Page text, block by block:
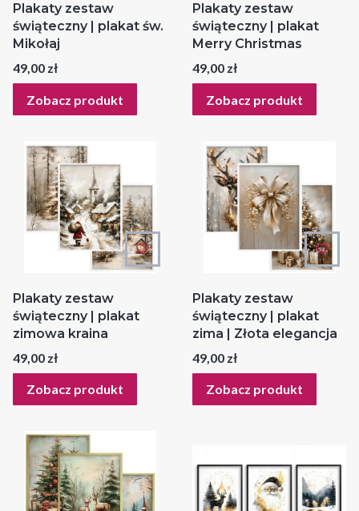
Plakaty zestaw
świąteczny | plakat św.
Mikołaj
Cena
49,00 zł
Zobacz produkt
Plakaty zestaw
świąteczny | plakat
Merry Christmas
Cena
49,00 zł
Zobacz produkt
Plakaty zestaw
świąteczny | plakat
zimowa kraina
Cena
49,00 zł
Zobacz produkt
Plakaty zestaw
świąteczny | plakat
zima | Złota elegancja
Cena
49,00 zł
Zobacz produkt